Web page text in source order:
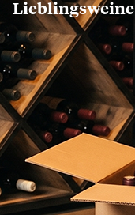
Lieblingsweine